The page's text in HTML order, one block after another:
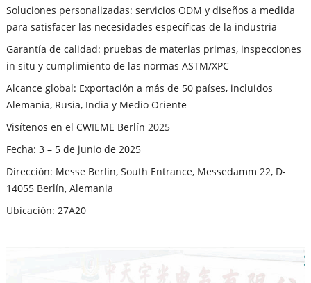
Soluciones personalizadas: servicios ODM y diseños a medida
para satisfacer las necesidades específicas de la industria
Garantía de calidad: pruebas de materias primas, inspecciones
in situ y cumplimiento de las normas ASTM/XPC
Alcance global: Exportación a más de 50 países, incluidos
Alemania, Rusia, India y Medio Oriente
Visítenos en el CWIEME Berlín 2025
Fecha: 3 – 5 de junio de 2025
Dirección: Messe Berlin, South Entrance, Messedamm 22, D-
14055 Berlín, Alemania
Ubicación: 27A20